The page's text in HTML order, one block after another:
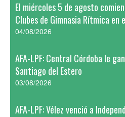
El miércoles 5 de agosto
Clubes de Gimnasia Rítmica en
04/08/2026
AFA-LPF: Central Córdoba le
Santiago del Estero
03/08/2026
AFA-LPF: Vélez venció a